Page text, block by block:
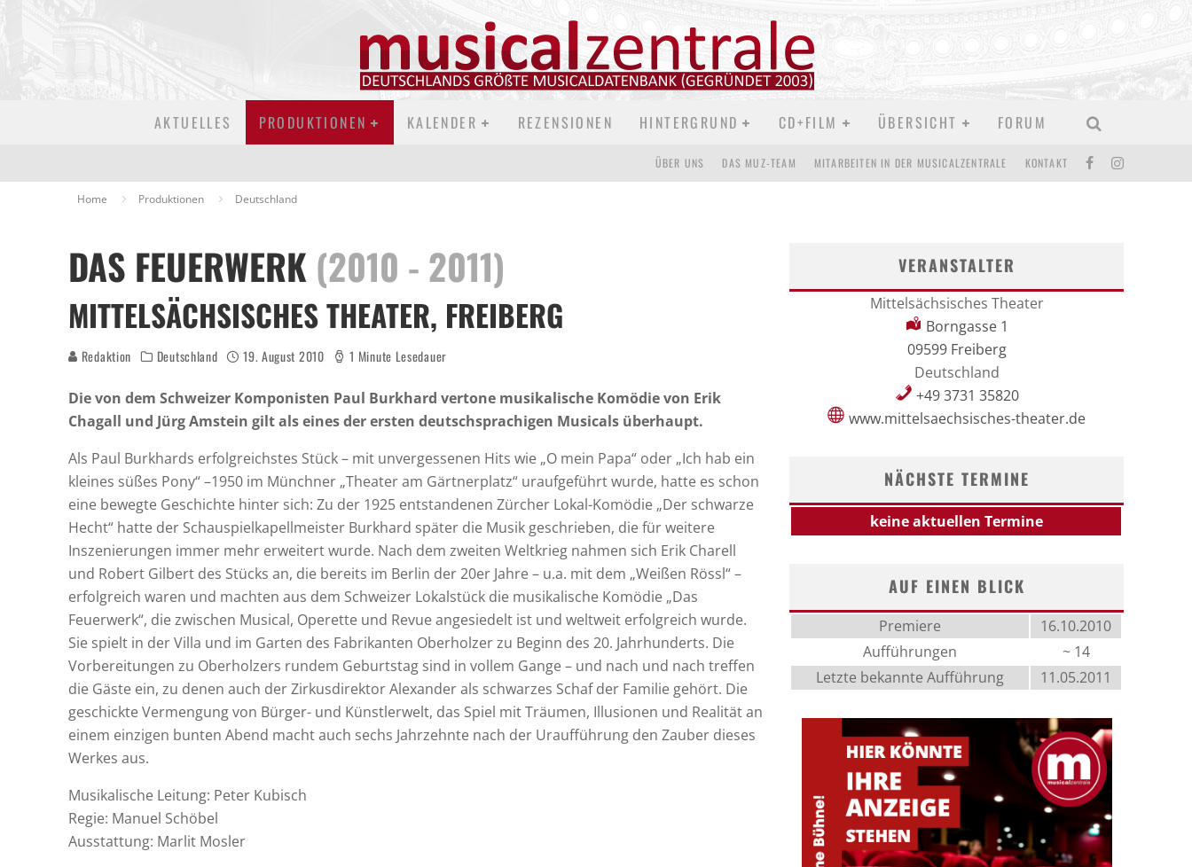
AKTUELLES PRODUKTIONEN KALENDER REZENSIONEN HINTERGRUND CD+FILM ÜBERSICHT FORUM
ÜBER UNS DAS MUZ-TEAM MITARBEITEN IN DER MUSICALZENTRALE KONTAKT
Home Produktionen Deutschland
DAS FEUERWERK (2010 - 2011)
MITTELSÄCHSISCHES THEATER, FREIBERG
Redaktion Deutschland 19. August 2010 1 Minute Lesedauer
Die von dem Schweizer Komponisten Paul Burkhard vertone musikalische Komödie von Erik
Chagall und Jürg Amstein gilt als eines der ersten deutschsprachigen Musicals überhaupt.
Als Paul Burkhards erfolgreichstes Stück – mit unvergessenen Hits wie „O mein Papa“ oder „Ich hab ein
kleines süßes Pony“ –1950 im Münchner „Theater am Gärtnerplatz“ uraufgeführt wurde, hatte es schon
eine bewegte Geschichte hinter sich: Zu der 1925 entstandenen Zürcher Lokal-Komödie „Der schwarze
Hecht“ hatte der Schauspielkapellmeister Burkhard später die Musik geschrieben, die für weitere
Inszenierungen immer mehr erweitert wurde. Nach dem zweiten Weltkrieg nahmen sich Erik Charell
und Robert Gilbert des Stücks an, die bereits im Berlin der 20er Jahre – u.a. mit dem „Weißen Rössl“ –
erfolgreich waren und machten aus dem Schweizer Lokalstück die musikalische Komödie „Das
Feuerwerk“, die zwischen Musical, Operette und Revue angesiedelt ist und weltweit erfolgreich wurde.
Sie spielt in der Villa und im Garten des Fabrikanten Oberholzer zu Beginn des 20. Jahrhunderts. Die
Vorbereitungen zu Oberholzers rundem Geburtstag sind in vollem Gange – und nach und nach treffen
die Gäste ein, zu denen auch der Zirkusdirektor Alexander als schwarzes Schaf der Familie gehört. Die
geschickte Vermengung von Bürger- und Künstlerwelt, das Spiel mit Träumen, Illusionen und Realität an
einem einzigen bunten Abend macht auch sechs Jahrzehnte nach der Uraufführung den Zauber dieses
Werkes aus.
Musikalische Leitung: Peter Kubisch
Regie: Manuel Schöbel
Ausstattung: Marlit Mosler
VERANSTALTER
Mittelsächsisches Theater
Borngasse 1
09599 Freiberg
Deutschland
+49 3731 35820
www.mittelsaechsisches-theater.de
NÄCHSTE TERMINE
keine aktuellen Termine
AUF EINEN BLICK
Premiere
16.10.2010
Aufführungen
~ 14
Letzte bekannte Aufführung
11.05.2011